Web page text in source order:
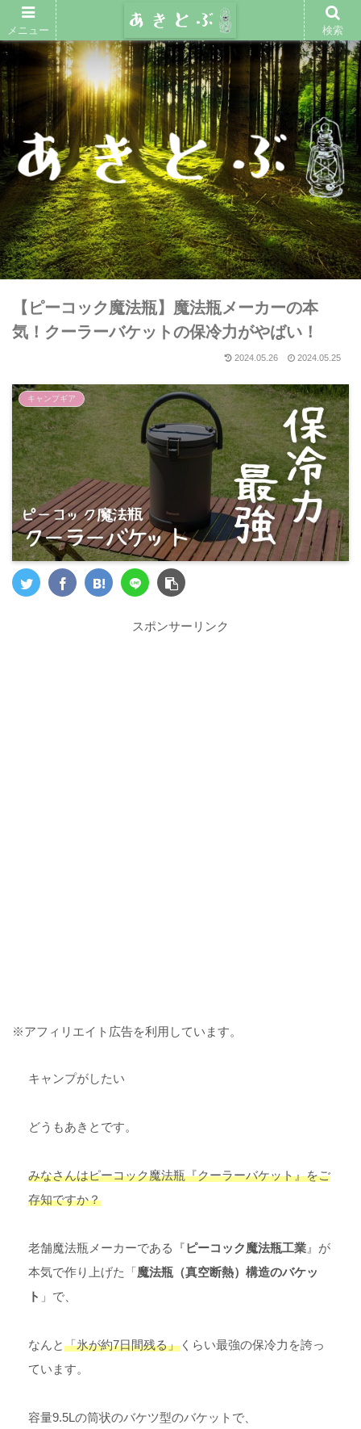
【ピーコック魔法瓶】魔法瓶メーカーの本
気！クーラーバケットの保冷力がやばい！
2024.05.26 2024.05.25
キャンプギア
スポンサーリンク
※アフィリエイト広告を利用しています。
キャンプがしたい
どうもあきとです。
みなさんはピーコック魔法瓶『クーラーバケット』をご
存知ですか？
老舗魔法瓶メーカーである『ピーコック魔法瓶工業 』が
本気で作り上げた「魔法瓶（真空断熱）構造のバケッ
ト 」で、
なんと「氷が約7日間残る」 くらい最強の保冷力を誇っ
ています。
容量9.5Lの筒状のバケツ型のバケットで、
メニュー 検索